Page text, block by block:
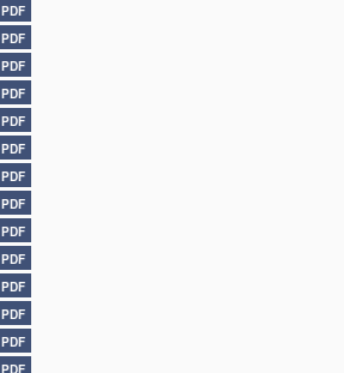
PDF
PDF
PDF
PDF
PDF
PDF
PDF
PDF
PDF
PDF
PDF
PDF
PDF
PDF